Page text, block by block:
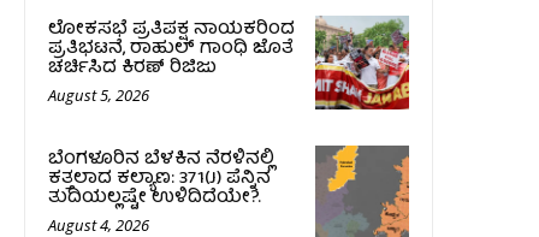
ಲೋಕಸಭೆ ಪ್ರತಿಪಕ್ಷ ನಾಯಕರಿಂದ
ಪ್ರತಿಭಟನೆ, ರಾಹುಲ್‌ ಗಾಂಧಿ ಜೊತೆ
ಚರ್ಚಿಸಿದ ಕಿರಣ್‌ ರಿಜಿಜು
August 5, 2026
ಬೆಂಗಳೂರಿನ ಬೆಳಕಿನ ನೆರಳಿನಲ್ಲಿ
ಕತ್ತಲಾದ ಕಲ್ಯಾಣ: 371(J) ಪೆನ್ನಿನ
ತುದಿಯಲ್ಲಷ್ಟೇ ಉಳಿದಿದೆಯೇ?.
August 4, 2026